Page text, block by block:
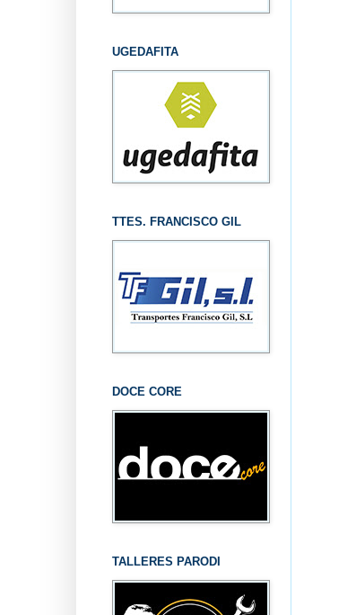
UGEDAFITA
TTES. FRANCISCO GIL
DOCE CORE
TALLERES PARODI